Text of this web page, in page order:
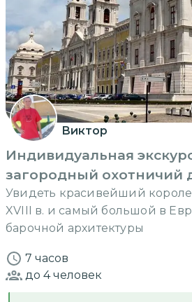
Виктор
Индивидуальная
загородный охотничий
Увидеть красивейший
XVIII в. и самый большой в
барочной архитектуры
7 часов
до 4человек